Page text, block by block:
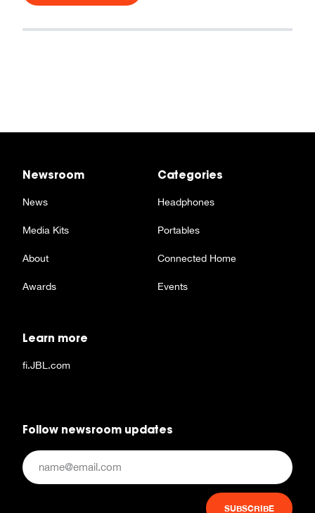
Newsroom
News
Media Kits
About
Awards
Categories
Headphones
Portables
Connected Home
Events
Learn more
fi.JBL.com
Follow newsroom updates